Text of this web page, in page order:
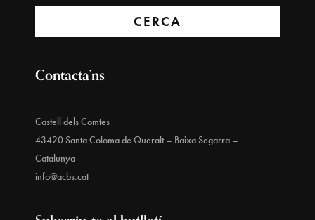
CERCA
Contacta’ns
Castell dels Comtes
43420 Santa Coloma de Queralt – Baixa Segarra –
Catalunya
info@acbs.cat